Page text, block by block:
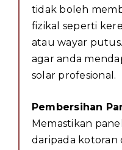
tidak boleh
fizikal seperti
atau wayar
agar anda
solar profesional.
Pembersihan
Memastikan
daripada kotoran